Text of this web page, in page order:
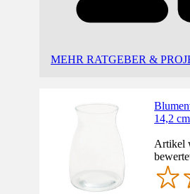
MEHR RATGEBER &
14,2
Artikel